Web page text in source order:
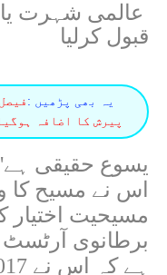
عالمی شہرت
قبول کرلیا
یہ بھی پڑھیں :
پیرش کا اضافہ ہوگیا
یسوع حقیقی
اس نے مسیح کا
مسیحیت اختیار
برطانوی آرٹسٹ